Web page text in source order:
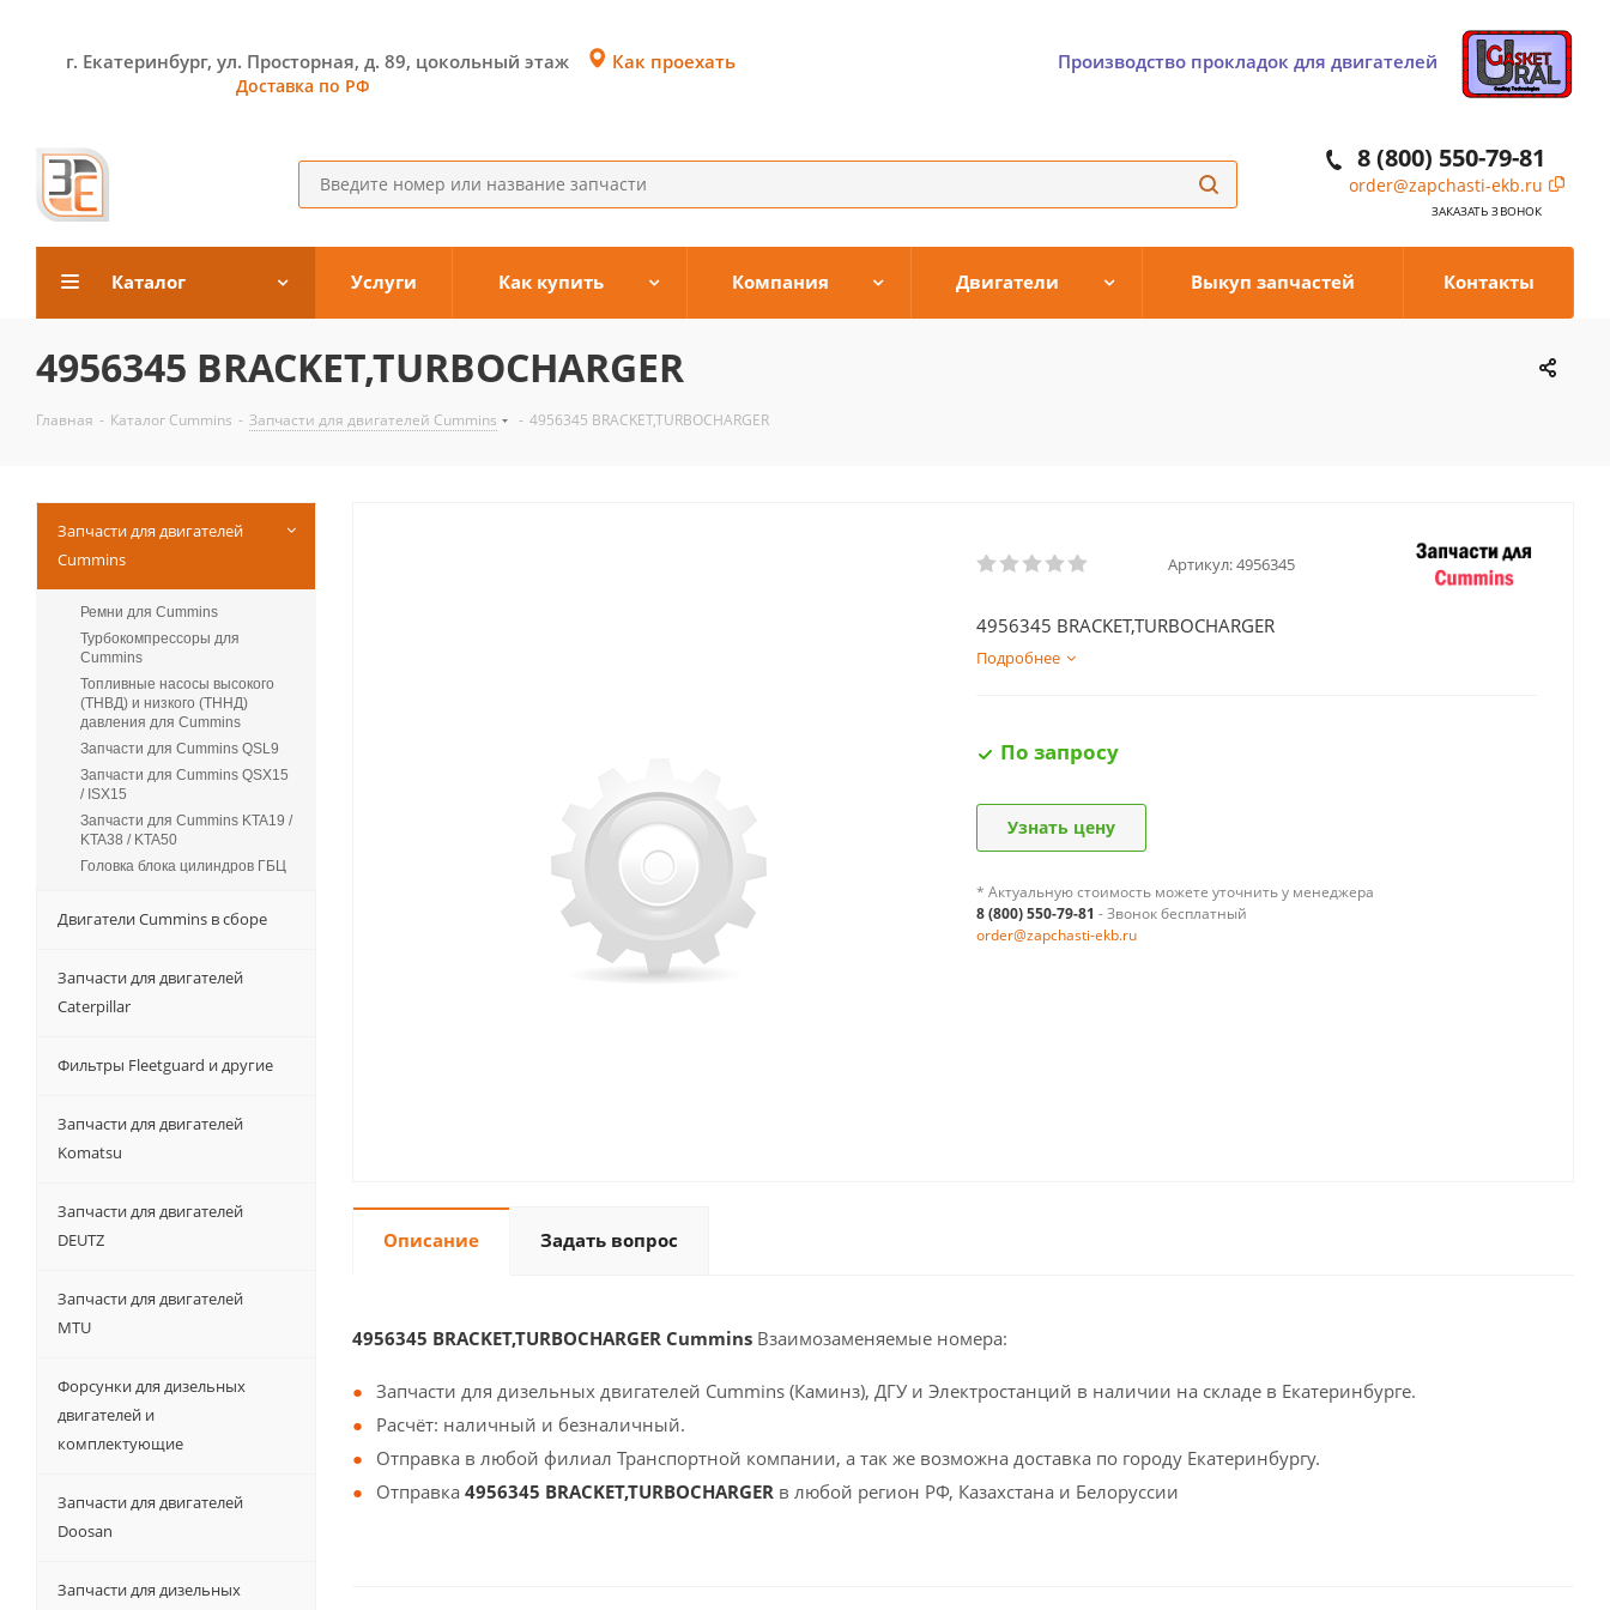
г. Екатеринбург, ул. Просторная, д. 89, цокольный этаж
Доставка по РФ
Как проехать Производство прокладок для двигателей
8 (800) 550-79-81
order@zapchasti-ekb.ru
ЗАКАЗАТЬ ЗВОНОК
Каталог Услуги Как купить Компания Двигатели Выкуп запчастей Контакты
4956345 BRACKET,TURBOCHARGER
Главная - Каталог Cummins - Запчасти для двигателей Cummins - 4956345 BRACKET,TURBOCHARGER
Артикул:4956345
4956345 BRACKET,TURBOCHARGER
Подробнее
По запросу
Узнать цену
* Актуальную стоимость можете уточнить у менеджера
8 (800) 550-79-81 - Звонок бесплатный
order@zapchasti-ekb.ru
Описание Задать вопрос
4956345 BRACKET,TURBOCHARGER Cummins Взаимозаменяемые номера:
Запчасти для дизельных двигателей Cummins (Каминз), ДГУ и Электростанций в наличии на складе в Екатеринбурге.
Расчёт: наличный и безналичный.
Отправка в любой филиал Транспортной компании, а так же возможна доставка по городу Екатеринбургу.
Отправка 4956345 BRACKET,TURBOCHARGER в любой регион РФ, Казахстана и Белоруссии
Запчасти для двигателей
Cummins
Ремни для Cummins
Турбокомпрессоры для
Сummins
Топливные насосы высокого
(ТНВД) и низкого (ТННД)
давления для Cummins
Запчасти для Cummins QSL9
Запчасти для Cummins QSX15
/ ISX15
Запчасти для Cummins KTA19 /
KTA38 / KTA50
Головка блока цилиндров ГБЦ
Двигатели Cummins в сборе
Запчасти для двигателей
Caterpillar
Фильтры Fleetguard и другие
Запчасти для двигателей
Komatsu
Запчасти для двигателей
DEUTZ
Запчасти для двигателей
MTU
Форсунки для дизельных
двигателей и
комплектующие
Запчасти для двигателей
Doosan
Запчасти для дизельных